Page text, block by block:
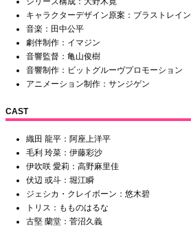
キャラクターデザイン原案：ブラストレイン
音楽：田中公平
劇伴制作：イマジン
音響監督：亀山俊樹
音響制作：ビットグルーヴプロモーション
アニメーション制作：サンジゲン
CAST
織田 龍平：阿座上洋平
毛利 玲菜：伊藤彩沙
伊吹咲 愛莉：高野麻里佳
伏辺 或斗：堀江瞬
ジェシカ・クレイボーン：悠木碧
トリス：もものはるな
古堅 蘭堂：菅沼久義